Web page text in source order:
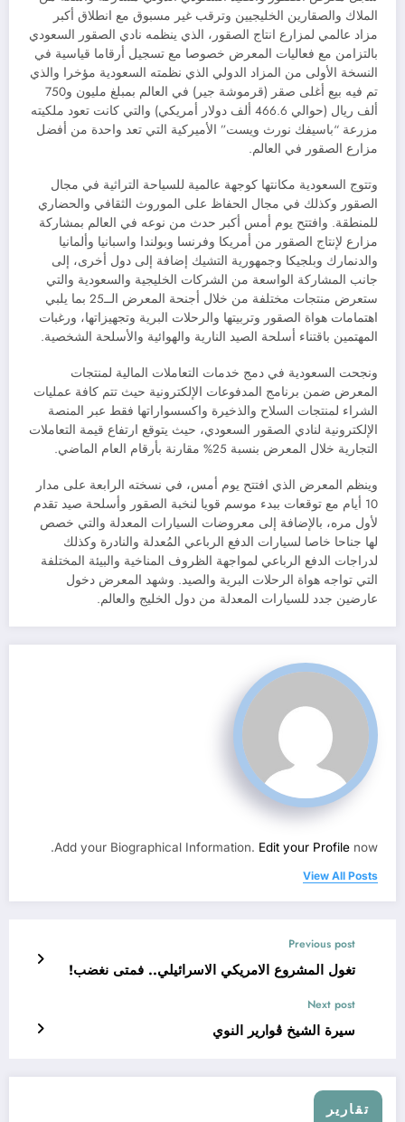
الملاك والصقارين الخليجيين وترقب غير مسبوق مع انطلاق أكبر
مزاد عالمي لمزارع انتاج الصقور، الذي ينظمه نادي الصقور السعودي
بالتزامن مع فعاليات المعرض خصوصا مع تسجيل أرقاما قياسية في
النسخة الأولى من المزاد الدولي الذي نظمته السعودية مؤخرا والذي
تم فيه بيع أغلى صقر (قرموشة جير) في العالم بمبلغ مليون و750
ألف ريال (حوالي 466.6 ألف دولار أمريكي) والتي كانت تعود ملكيته
مزرعة “باسيفك نورث ويست” الأميركية التي تعد واحدة من أفضل
مزارع الصقور في العالم.
وتتوج السعودية مكانتها كوجهة عالمية للسياحة التراثية في مجال
الصقور وكذلك في مجال الحفاظ على الموروث الثقافي والحضاري
للمنطقة. وافتتح يوم أمس أكبر حدث من نوعه في العالم بمشاركة
مزارع لإنتاج الصقور من أمريكا وفرنسا وبولندا واسبانيا وألمانيا
والدنمارك وبلجيكا وجمهورية التشيك إضافة إلى دول أخرى، إلى
جانب المشاركة الواسعة من الشركات الخليجية والسعودية والتي
ستعرض منتجات مختلفة من خلال أجنحة المعرض الــ25 بما يلبي
اهتمامات هواة الصقور وتربيتها والرحلات البرية وتجهيزاتها، ورغبات
المهتمين باقتناء أسلحة الصيد النارية والهوائية والأسلحة الشخصية.
ونجحت السعودية في دمج خدمات التعاملات المالية لمنتجات
المعرض ضمن برنامج المدفوعات الإلكترونية حيث تتم كافة عمليات
الشراء لمنتجات السلاح والذخيرة واكسسواراتها فقط عبر المنصة
الإلكترونية لنادي الصقور السعودي، حيث يتوقع ارتفاع قيمة التعاملات
التجارية خلال المعرض بنسبة 25% مقارنة بأرقام العام الماضي.
وينظم المعرض الذي افتتح يوم أمس، في نسخته الرابعة على مدار
10 أيام مع توقعات ببدء موسم قويا لنخبة الصقور وأسلحة صيد تقدم
لأول مره، بالإضافة إلى معروضات السيارات المعدلة والتي خصص
لها جناحا خاصا لسيارات الدفع الرباعي المُعدلة والنادرة وكذلك
لدراجات الدفع الرباعي لمواجهة الظروف المناخية والبيئة المختلفة
التي تواجه هواة الرحلات البرية والصيد. وشهد المعرض دخول
عارضين جدد للسيارات المعدلة من دول الخليج والعالم.
Add your Biographical Information. Edit your Profile now.
View All Posts
Previous post
تغول المشروع الامريكي الاسرائيلي.. فمتى نغضب!
Next post
سيرة الشيخ ڨوارير النوي
تقارير